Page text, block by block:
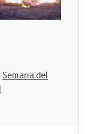
Semana del